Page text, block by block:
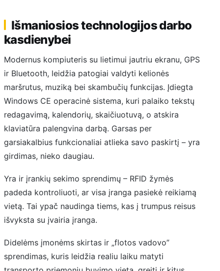
Išmaniosios technologijos darbo
kasdienybei
Modernus kompiuteris su lietimui jautriu ekranu, GPS
ir Bluetooth, leidžia patogiai valdyti kelionės
maršrutus, muziką bei skambučių funkcijas. Įdiegta
Windows CE operacinė sistema, kuri palaiko tekstų
redagavimą, kalendorių, skaičiuotuvą, o atskira
klaviatūra palengvina darbą. Garsas per
garsiakalbius funkcionaliai atlieka savo paskirtį – yra
girdimas, nieko daugiau.
Yra ir įrankių sekimo sprendimų – RFID žymės
padeda kontroliuoti, ar visa įranga pasiekė reikiamą
vietą. Tai ypač naudinga tiems, kas į trumpus reisus
išvyksta su įvairia įranga.
Didelėms įmonėms skirtas ir „flotos vadovo”
sprendimas, kuris leidžia realiu laiku matyti